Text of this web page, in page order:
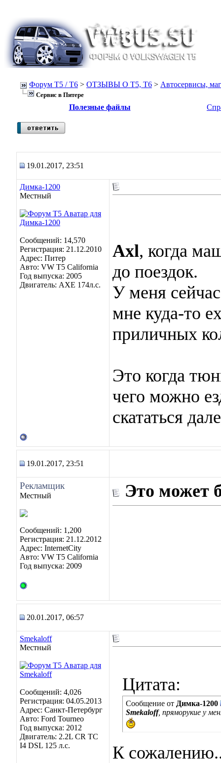
Форум Т5 / T6 > ОТЗЫВЫ О Т5, T6 > Автосервисы,
Сервис в Питере
Полезные файлы
19.01.2017, 23:51
Димка-1200
Местный
Сообщений: 14,570
Регистрация: 21.12.2010
Адрес: Питер
Авто: VW T5 California
Год выпуска: 2005
Двигатель: AXE 174л.с.
Axl, когда
до поездок.
У меня
мне куда-то
приличных
Это когда
чего можно
скататься
19.01.2017, 23:51
Рекламщик
Местный
Сообщений: 1,200
Регистрация: 21.12.2012
Адрес: InternetCity
Авто: VW T5 California
Год выпуска: 2009
Это может
20.01.2017, 06:57
Smekaloff
Местный
Сообщений: 4,026
Регистрация: 04.05.2013
Адрес: Санкт-Петербург
Авто: Ford Tourneo
Год выпуска: 2012
Двигатель: 2.2L CR TC
I4 DSL 125 л.с.
Цитата:
Сообщение от Димка-1200
Smekaloff, пряморукие у
К